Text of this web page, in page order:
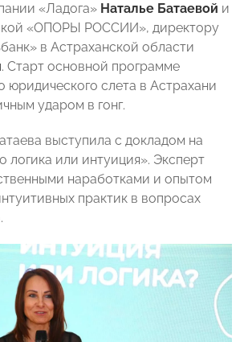
«Ладога» Наталье Батаевой и
«ОПОРЫ РОССИИ», директору
в Астраханской области
. Старт основной программе
юридического слета в Астрахани
ударом в гонг.
выступила с докладом на
логика или интуиция». Эксперт
наработками и опытом
практик в вопросах